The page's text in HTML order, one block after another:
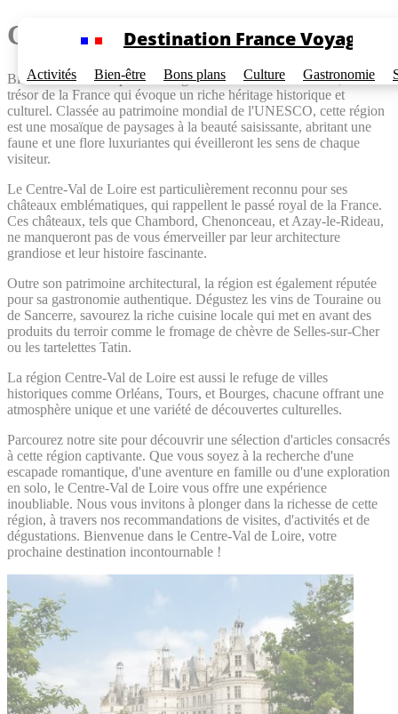
Destination France Voyage
Activités Bien-être Bons plans Culture Gastronomie
Centre-Val de Loire
Bienvenue dans la splendide région du Centre-Val de Loire, un
trésor de la France qui évoque un riche héritage historique et
culturel. Classée au patrimoine mondial de l'UNESCO, cette région
est une mosaïque de paysages à la beauté saisissante, abritant une
faune et une flore luxuriantes qui éveilleront les sens de chaque
visiteur.
Le Centre-Val de Loire est particulièrement reconnu pour ses
châteaux emblématiques, qui rappellent le passé royal de la France.
Ces châteaux, tels que Chambord, Chenonceau, et Azay-le-Rideau,
ne manqueront pas de vous émerveiller par leur architecture
grandiose et leur histoire fascinante.
Outre son patrimoine architectural, la région est également réputée
pour sa gastronomie authentique. Dégustez les vins de Touraine ou
de Sancerre, savourez la riche cuisine locale qui met en avant des
produits du terroir comme le fromage de chèvre de Selles-sur-Cher
ou les tartelettes Tatin.
La région Centre-Val de Loire est aussi le refuge de villes
historiques comme Orléans, Tours, et Bourges, chacune offrant une
atmosphère unique et une variété de découvertes culturelles.
Parcourez notre site pour découvrir une sélection d'articles consacrés
à cette région captivante. Que vous soyez à la recherche d'une
escapade romantique, d'une aventure en famille ou d'une exploration
en solo, le Centre-Val de Loire vous offre une expérience
inoubliable. Nous vous invitons à plonger dans la richesse de cette
région, à travers nos recommandations de visites, d'activités et de
dégustations. Bienvenue dans le Centre-Val de Loire, votre
prochaine destination incontournable !